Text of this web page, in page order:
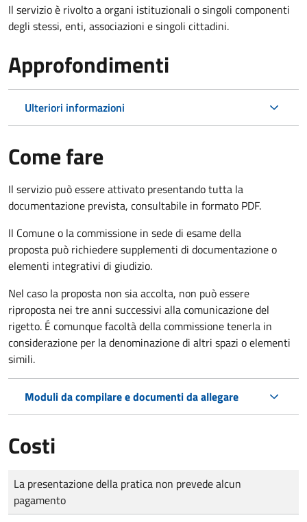
Il servizio è rivolto a organi istituzionali o singoli componenti
degli stessi, enti, associazioni e singoli cittadini.
Approfondimenti
Ulteriori informazioni
Come fare
Il servizio può essere attivato presentando tutta la
documentazione prevista, consultabile in formato PDF.
ll Comune o la commissione in sede di esame della
proposta può richiedere supplementi di documentazione o
elementi integrativi di giudizio.
Nel caso la proposta non sia accolta, non può essere
riproposta nei tre anni successivi alla comunicazione del
rigetto. É comunque facoltà della commissione tenerla in
considerazione per la denominazione di altri spazi o elementi
simili.
Moduli da compilare e documenti da allegare
Costi
Tipo di pagamento
Importo
La presentazione della pratica non prevede alcun
pagamento